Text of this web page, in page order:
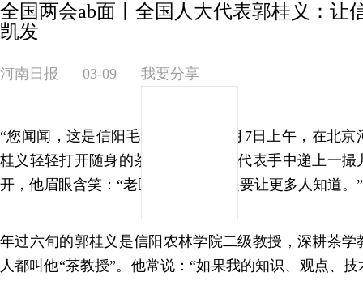
全国两会ab面丨全国人大代表郭桂义：让
凯发
河南日报 03-09 我要分享
“您闻闻，这是信阳毛尖的茶香。”3月7日上午，在北
桂义轻轻打开随身的茶叶罐，往身旁代表手中递上一
开，他眉眼含笑：“老区茶的好，一定要让更多人知道。”
年过六旬的郭桂义是信阳农林学院二级教授，深耕茶学
人都叫他“茶教授”。他常说：“如果我的知识、观点、